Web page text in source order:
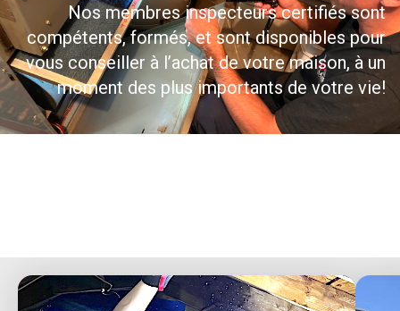
Nos membres inspecteurs certifiés sont
compétents, formés, et sont disponibles pour
vous conseiller à l’achat de votre maison, à un
moment des plus importants de votre vie!